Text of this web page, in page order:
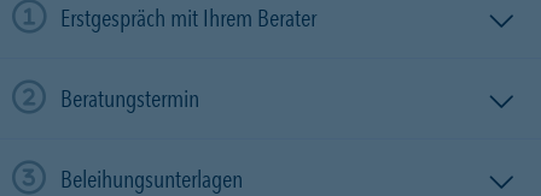
Erstgespräch mit Ihrem Berater
Beratungstermin
Beleihungsunterlagen